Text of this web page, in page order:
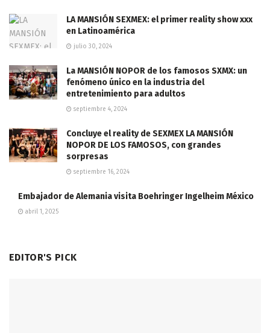
LA MANSIÓN SEXMEX: el primer reality show xxx
en Latinoamérica
julio 30, 2024
La MANSIÓN NOPOR de los famosos SXMX: un
fenómeno único en la industria del
entretenimiento para adultos
septiembre 4, 2024
Concluye el reality de SEXMEX LA MANSIÓN
NOPOR DE LOS FAMOSOS, con grandes
sorpresas
septiembre 16, 2024
Embajador de Alemania visita Boehringer Ingelheim México
abril 1, 2025
EDITOR'S PICK